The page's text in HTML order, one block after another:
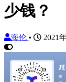
少钱？
海伦 • 2021